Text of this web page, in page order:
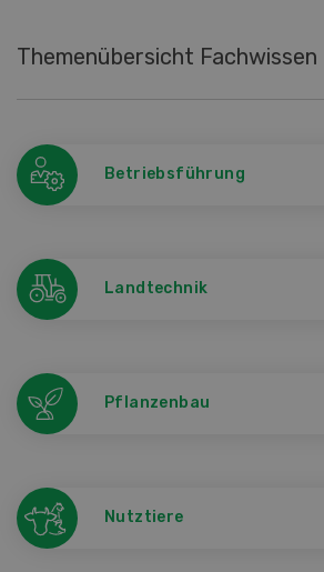
Themenübersicht Fachwissen
Betriebsführung
Landtechnik
Pflanzenbau
Nutztiere